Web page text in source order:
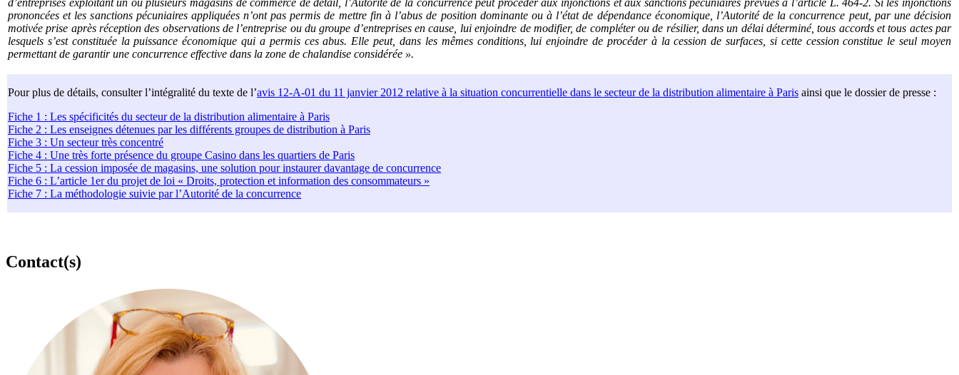
prononcées et les sanctions pécuniaires appliquées n’ont pas permis de mettre fin à l’abus de position dominante ou à l’état de dépendance économique, l’Autorité de la concurrence peut, par une décision
motivée prise après réception des observations de l’entreprise ou du groupe d’entreprises en cause, lui enjoindre de modifier, de compléter ou de résilier, dans un délai déterminé, tous accords et tous actes par
lesquels s’est constituée la puissance économique qui a permis ces abus. Elle peut, dans les mêmes conditions, lui enjoindre de procéder à la cession de surfaces, si cette cession constitue le seul moyen
permettant de garantir une concurrence effective dans la zone de chalandise considérée ».
Pour plus de détails, consulter l’intégralité du texte de l’avis 12-A-01 du 11 janvier 2012 relative à la situation concurrentielle dans le secteur de la distribution alimentaire à Paris ainsi que le dossier de presse :
Fiche 1 : Les spécificités du secteur de la distribution alimentaire à Paris
Fiche 2 : Les enseignes détenues par les différents groupes de distribution à Paris
Fiche 3 : Un secteur très concentré
Fiche 4 : Une très forte présence du groupe Casino dans les quartiers de Paris
Fiche 5 : La cession imposée de magasins, une solution pour instaurer davantage de concurrence
Fiche 6 : L’article 1er du projet de loi « Droits, protection et information des consommateurs »
Fiche 7 : La méthodologie suivie par l’Autorité de la concurrence
Contact(s)